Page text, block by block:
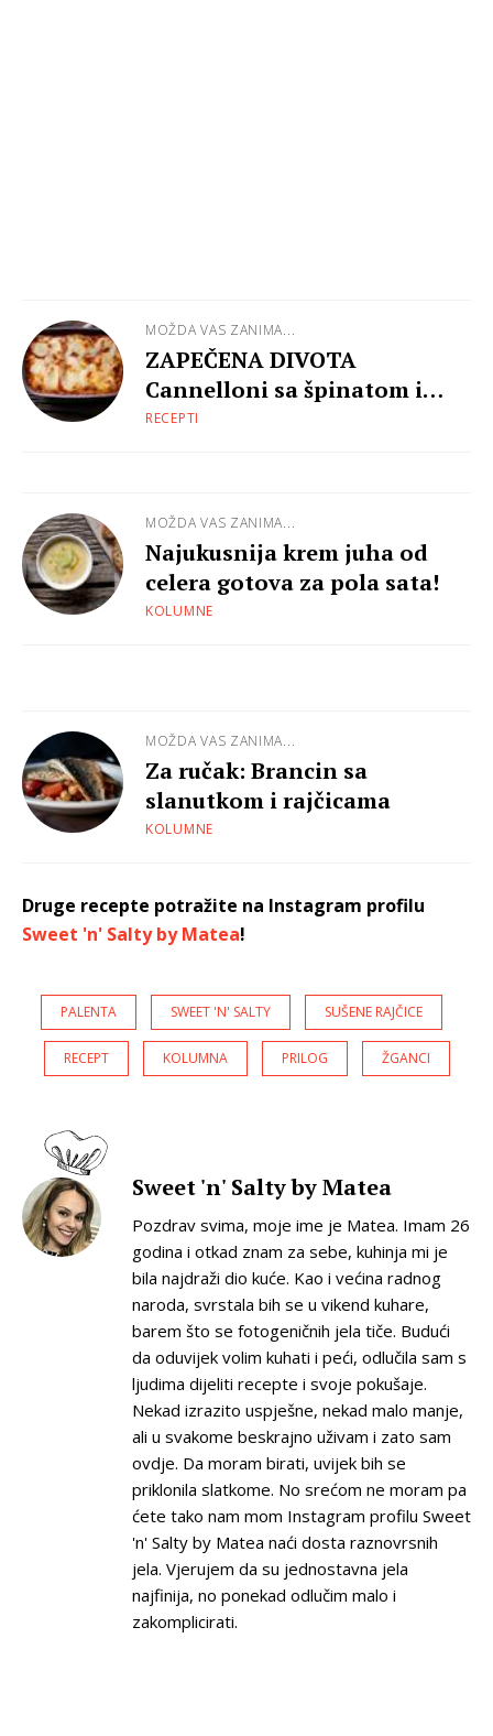
MOŽDA VAS ZANIMA...
ZAPEČENA DIVOTA
Cannelloni sa špinatom i
ricottom
RECEPTI
MOŽDA VAS ZANIMA...
Najukusnija krem juha od
celera gotova za pola sata!
KOLUMNE
MOŽDA VAS ZANIMA...
Za ručak: Brancin sa
slanutkom i rajčicama
KOLUMNE
Druge recepte potražite na Instagram profilu
Sweet 'n' Salty by Matea!
PALENTA SWEET 'N' SALTY SUŠENE RAJČICE
RECEPT KOLUMNA PRILOG ŽGANCI
Sweet 'n' Salty by Matea
Pozdrav svima, moje ime je Matea. Imam 26
godina i otkad znam za sebe, kuhinja mi je
bila najdraži dio kuće. Kao i većina radnog
naroda, svrstala bih se u vikend kuhare,
barem što se fotogeničnih jela tiče. Budući
da oduvijek volim kuhati i peći, odlučila sam s
ljudima dijeliti recepte i svoje pokušaje.
Nekad izrazito uspješne, nekad malo manje,
ali u svakome beskrajno uživam i zato sam
ovdje. Da moram birati, uvijek bih se
priklonila slatkome. No srećom ne moram pa
ćete tako nam mom Instagram profilu Sweet
'n' Salty by Matea naći dosta raznovrsnih
jela. Vjerujem da su jednostavna jela
najfinija, no ponekad odlučim malo i
zakomplicirati.